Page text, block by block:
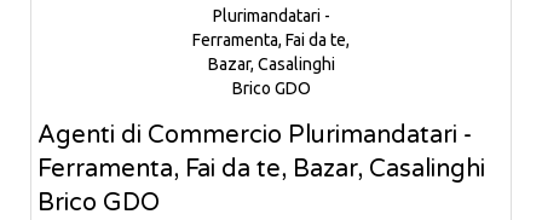
Agenti di Commercio Plurimandatari -
Ferramenta, Fai da te, Bazar, Casalinghi
Brico GDO